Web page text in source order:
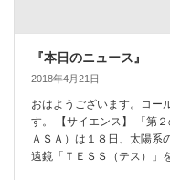
『本日のニュース』
2018年4月21日
おはようございます。コー
す。 【サイエンス】 「第
ＡＳＡ）は１８日、太陽系
遠鏡「ＴＥＳＳ（テス）」